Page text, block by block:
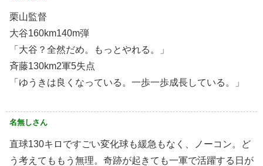
栗山監督
大谷160km140m弾
「大谷？全然だめ。もっとやれる。」
斉藤130km2軍5失点
「ゆうきは良くなっている。一歩一歩成長している。」
名無しさん
直球130キロですごい変化球も緩急もなく、ノーコン。ど
う考えてももう無理。奇跡が起きても一軍で活躍する日が